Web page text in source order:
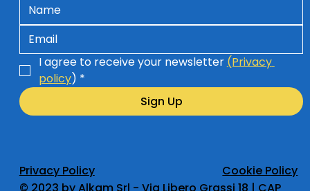
I agree to receive your newsletter (Privacy
policy) *
Sign Up
​© 2023 by Alkam Srl - Via Libero Grassi 18 | CAP
Privacy Policy Cookie Policy